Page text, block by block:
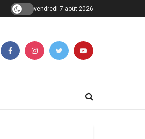
vendredi 7 août 2026